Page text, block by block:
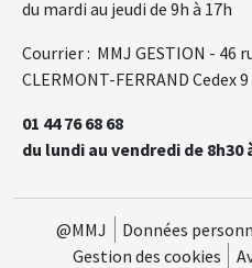
du mardi au jeudi de 9h à 17h
Courrier : MMJ GESTION - 46
CLERMONT-FERRAND Cedex 9
01 44 76 68 68
du lundi au vendredi de 8h30
@MMJ Données
Gestion des cookies